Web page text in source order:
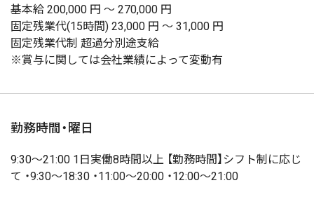
基本給 200,000 円 ～ 270,000 円
固定残業代(15時間) 23,000 円 ～ 31,000 円
固定残業代制 超過分別途支給
※賞与に関しては会社業績によって変動有
勤務時間・曜日
9:30～21:00 1日実働8時間以上 【勤務時間】シフト制に応じ
て ・9:30～18:30 ・11:00～20:00 ・12:00～21:00